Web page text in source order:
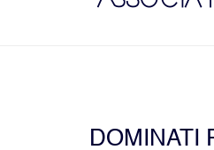
DOMINATI